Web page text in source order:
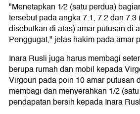
"Menetapkan 1⁄2 (satu perdua)
tersebut pada angka 7.1, 7.2 dan 7.3
disebutkan di atas) amar putusan di
Penggugat," jelas hakim pada amar
Inara Rusli juga harus membagi
berupa rumah dan mobil kepada
Virgoun pada poin 10 amar putusan
membagi dan menyerahkan 1/2
pendapatan bersih kepada Inara